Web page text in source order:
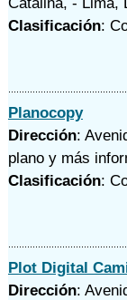
Clasificación:
Planocopy
Dirección:
plano y más
Clasificación:
Plot Digital
Dirección: